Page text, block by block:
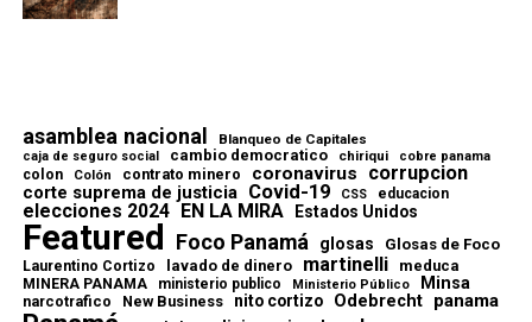
asamblea nacional Blanqueo de Capitales
caja de seguro social cambio democratico chiriqui cobre panama
colon Colón contrato minero coronavirus corrupcion
corte suprema de justicia Covid-19 CSS educacion
elecciones 2024 EN LA MIRA Estados Unidos
Featured Foco Panamá glosas Glosas de Foco
Laurentino Cortizo lavado de dinero martinelli meduca
MINERA PANAMA ministerio publico Ministerio Público Minsa
narcotrafico New Business nito cortizo Odebrecht panama